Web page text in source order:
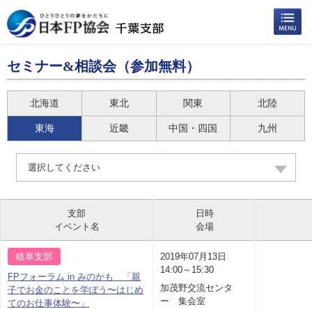
セミナー&相談会（参加無料）
北海道 東北 関東 北陸
東海 近畿 中国・四国 九州
選択してください
支部
イベント名
日時
会場
岐阜支部
FPフォーラム in みのかも 「親
子でお金のことを学ぼう〜はじめ
てのお仕事体験〜」
2019年07月13日
14:00～15:30
加茂野交流センタ
ー 集会室